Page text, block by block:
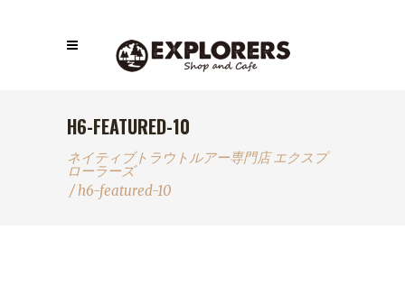
H6-FEATURED-10
ネイティブトラウトルアー専門店 エクスプ
ローラーズ
/h6-featured-10